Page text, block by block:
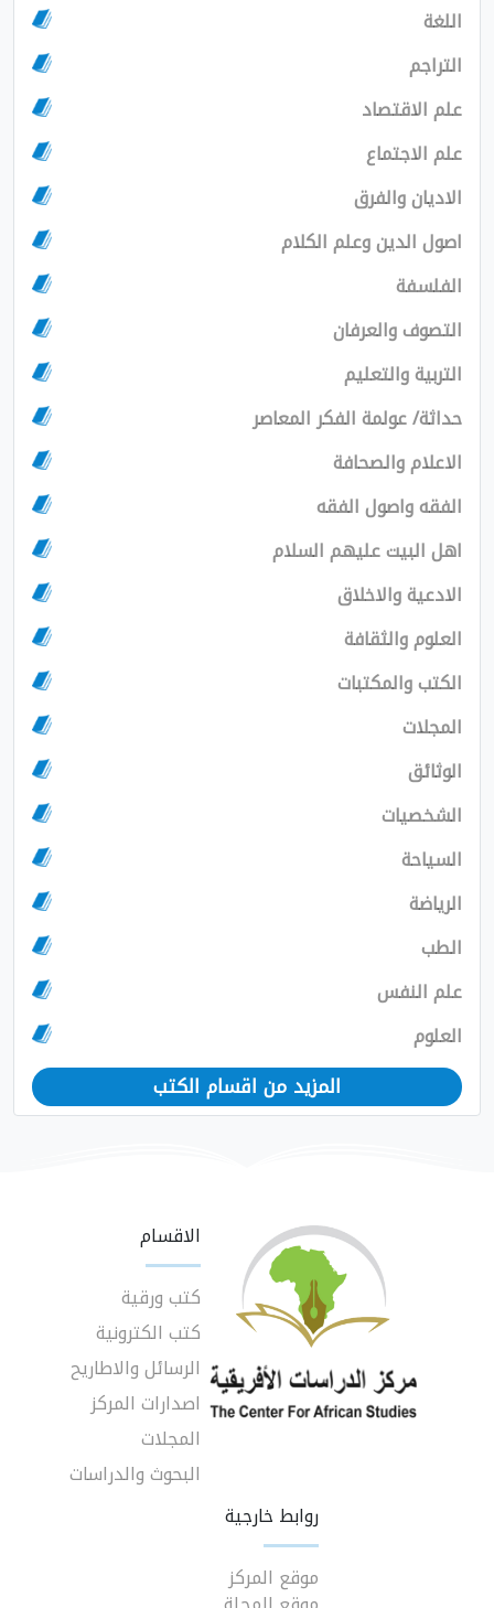
اللغة
التراجم
علم الاقتصاد
علم الاجتماع
الاديان والفرق
اصول الدين وعلم الكلام
الفلسفة
التصوف والعرفان
التربية والتعليم
حداثة/ عولمة الفكر المعاصر
الاعلام والصحافة
الفقه واصول الفقه
اهل البيت عليهم السلام
الادعية والاخلاق
العلوم والثقافة
الكتب والمكتبات
المجلات
الوثائق
الشخصيات
السياحة
الرياضة
الطب
علم النفس
العلوم
المزيد من اقسام الكتب
الاقسام
كتب ورقية
كتب الكترونية
الرسائل والاطاريح
اصدارات المركز
المجلات
البحوث والدراسات
روابط خارجية
موقع المركز